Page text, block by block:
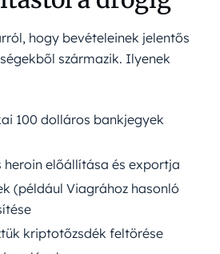
hogy bevételeinek jelentős
származik. Ilyenek
100 dolláros bankjegyek
előállítása és exportja
(például Viagrához hasonló
kriptotőzsdék feltörése